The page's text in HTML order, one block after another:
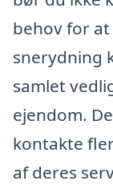
behov for
snerydning
samlet
ejendom.
kontakte
af deres